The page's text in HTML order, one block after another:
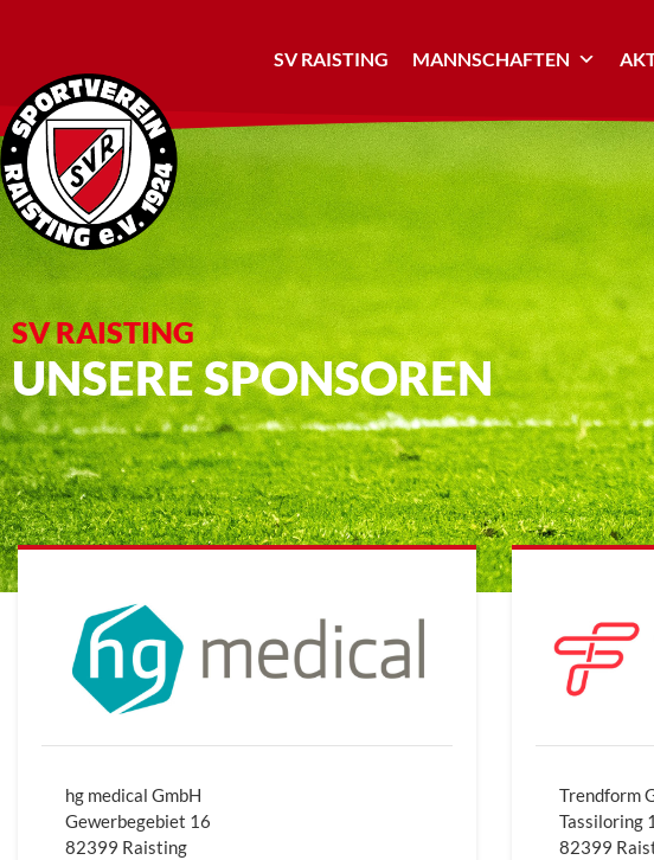
SV RAISTING MANNSCHAFTEN
SV RAISTING
UNSERE SPONSOREN
hg medical GmbH
Gewerbegebiet 16
82399 Raisting
Trendform
Tassiloring
82399